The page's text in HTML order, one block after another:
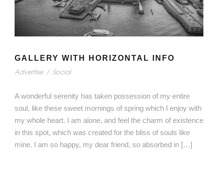
GALLERY WITH HORIZONTAL INFO
Advertise / Social
A wonderful serenity has taken possession of my entire
soul, like these sweet mornings of spring which I enjoy with
my whole heart. I am alone, and feel the charm of existence
in this spot, which was created for the bliss of souls like
mine. I am so happy, my dear friend, so absorbed in […]